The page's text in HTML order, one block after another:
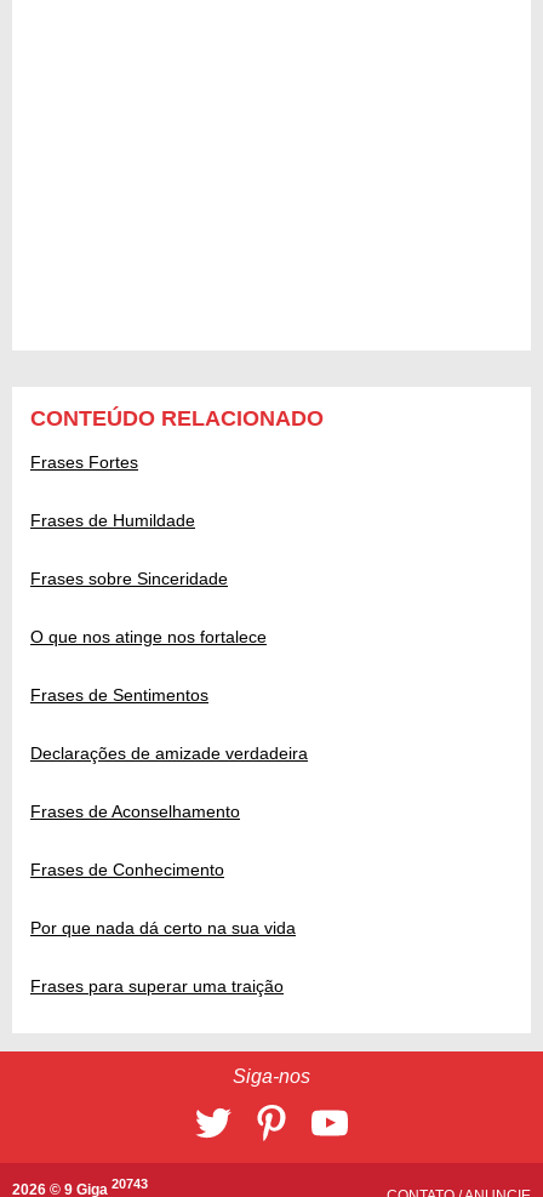
CONTEÚDO RELACIONADO
Frases Fortes
Frases de Humildade
Frases sobre Sinceridade
O que nos atinge nos fortalece
Frases de Sentimentos
Declarações de amizade verdadeira
Frases de Aconselhamento
Frases de Conhecimento
Por que nada dá certo na sua vida
Frases para superar uma traição
Siga-nos
2026 © 9 Giga 20743